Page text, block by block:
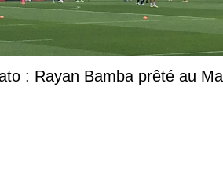
: Rayan Bamba prêté au